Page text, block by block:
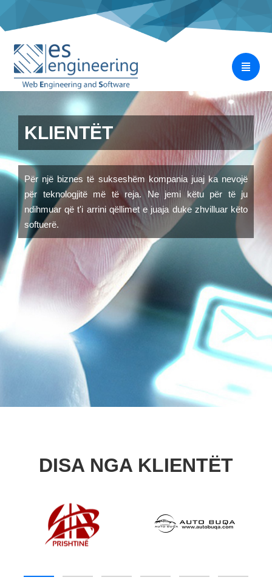
KLIENTËT
Për një biznes të sukseshëm kompania juaj ka nevojë
për teknologjitë më të reja. Ne jemi këtu për të ju
ndihmuar që t'i arrini qëllimet e juaja duke zhvilluar këto
softuerë.
DISA NGA KLIENTËT